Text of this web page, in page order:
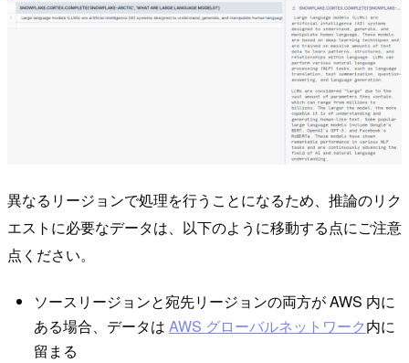
異なるリージョンで処理を行うことになるため、推論のリク
エストに必要なデータは、以下のように移動する点にご注意
点ください。
ソースリージョンと宛先リージョンの両方が AWS 内に
ある場合、データは AWS グローバルネットワーク内に
留まる